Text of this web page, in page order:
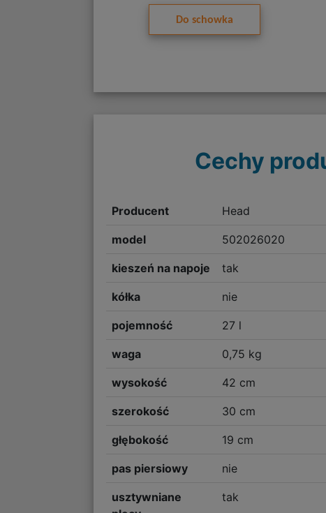
Do schowka
Cechy
Producent Head
model 502026020
kieszeń na napoje tak
kółka nie
pojemność 27 l
waga 0,75 kg
wysokość 42 cm
szerokość 30 cm
głębokość 19 cm
pas piersiowy nie
usztywniane
tak